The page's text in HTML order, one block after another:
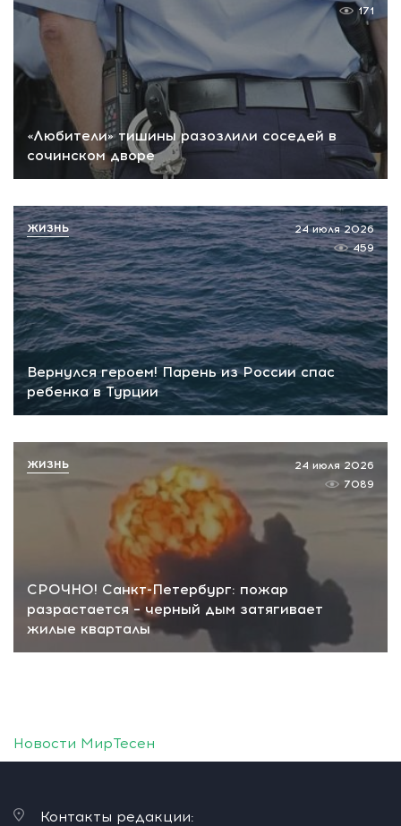
«Любители» тишины разозлили соседей в
сочинском дворе
171
Вернулся героем! Парень из России спас
ребенка в Турции
24 июля 2026
459
ЖИЗНЬ
СРОЧНО! Санкт-Петербург: пожар
разрастается – черный дым затягивает
жилые кварталы
24 июля 2026
7089
ЖИЗНЬ
Новости МирТесен
Контакты редакции: